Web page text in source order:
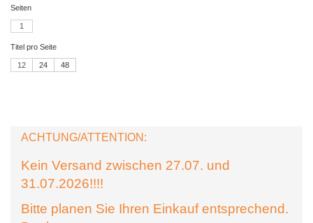
Seiten
1
Titel pro Seite
12 24 48
ACHTUNG/ATTENTION:
Kein Versand zwischen 27.07. und
31.07.2026!!!!
Bitte planen Sie Ihren Einkauf entsprechend.